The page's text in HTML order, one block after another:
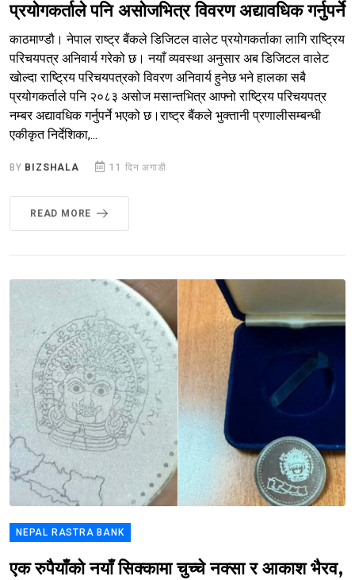
प्रयोगकर्ताले पनि असोजभित्र विवरण अद्यावधिक गर्नुपर्ने
काठमाण्डौ। नेपाल राष्ट्र बैंकले डिजिटल वालेट प्रयोगकर्ताका लागि राष्ट्रिय
परिचयपत्र अनिवार्य गरेको छ। नयाँ व्यवस्था अनुसार अब डिजिटल वालेट
खोल्दा राष्ट्रिय परिचयपत्रको विवरण अनिवार्य हुनेछ भने हालका सबै
प्रयोगकर्ताले पनि २०८३ असोज मसान्तभित्र आफ्नो राष्ट्रिय परिचयपत्र
नम्बर अद्यावधिक गर्नुपर्ने भएको छ।राष्ट्र बैंकले भुक्तानी प्रणालीसम्बन्धी
एकीकृत निर्देशिका,...
BY BIZSHALA 11 दिन अगाडी
READ MORE
NEPAL RASTRA BANK
एक रुपैयाँको नयाँ सिक्कामा चुच्चे नक्सा र आकाश भैरव,